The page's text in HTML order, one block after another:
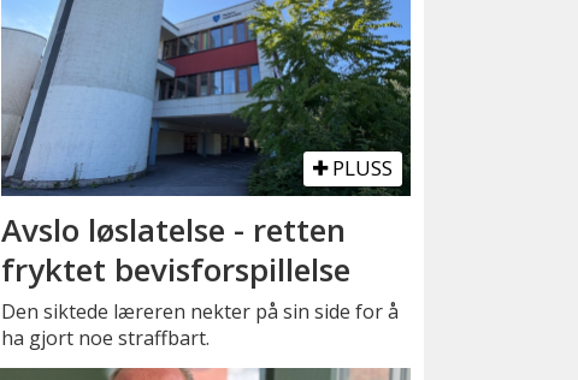
PLUSS
Avslo løslatelse - retten
fryktet bevisforspillelse
Den siktede læreren nekter på sin side for å
ha gjort noe straffbart.